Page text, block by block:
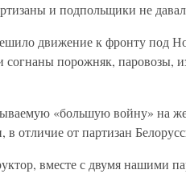
и подпольщики не
движение к фронту под
порожняк, паровозы,
«большую войну» на
в отличие от партизан
вместе с двумя нашими